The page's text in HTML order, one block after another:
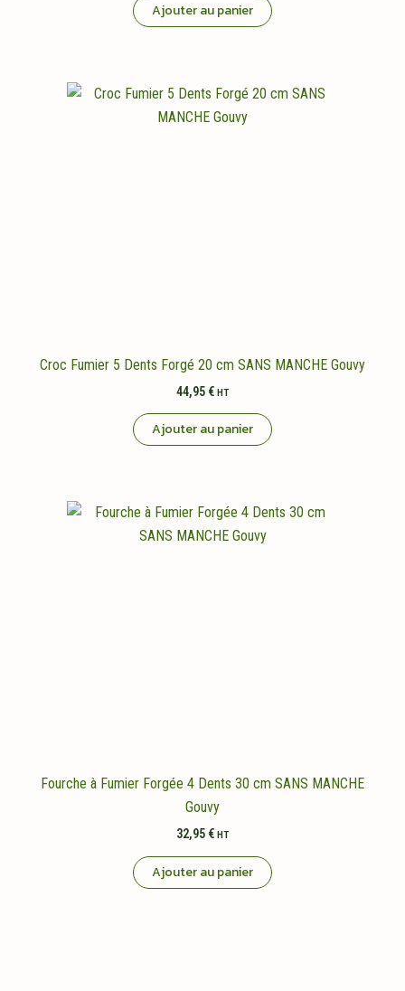
Ajouter au panier
Croc Fumier 5 Dents Forgé 20 cm SANS MANCHE Gouvy
44,95 € HT
Ajouter au panier
Fourche à Fumier Forgée 4 Dents 30 cm SANS MANCHE
Gouvy
32,95 € HT
Ajouter au panier